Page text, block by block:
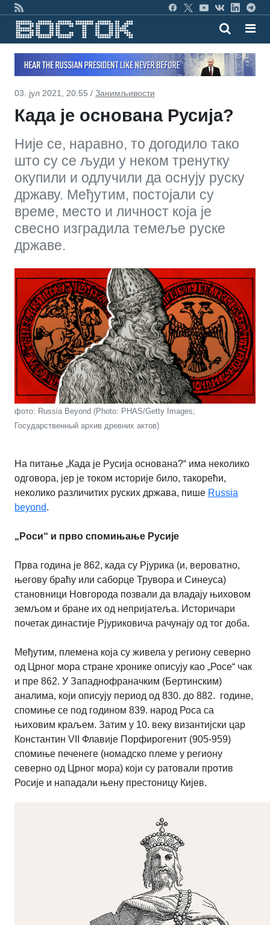
03. јул 2021, 20:55 / Занимљивости
Када је основана Русија?
Није се, наравно, то догодило тако
што су се људи у неком тренутку
окупили и одлучили да оснују руску
државу. Међутим, постојали су
време, место и личност која је
свесно изградила темеље руске
државе.
фото: Russia Beyond (Photo: PHAS/Getty Images;
Государственный архив древних актов)
На питање „Када је Русија основана?“ има неколико
одговора, јер је током историје било, такорећи,
неколико различитих руских држава, пише Russia
beyond.
„Роси“ и прво спомињање Русије
Прва година је 862, када су Рјурика (и, вероватно,
његову браћу или саборце Трувора и Синеуса)
становници Новгорода позвали да владају њиховом
земљом и бране их од непријатеља. Историчари
почетак династије Рјуриковича рачунају од тог доба.
Међутим, племена која су живела у региону северно
од Црног мора стране хронике описују као „Росе“ чак
и пре 862. У Западнофраначким (Бертинским)
аналима, који описују период од 830. до 882. године,
спомиње се под годином 839. народ Роса са
њиховим краљем. Затим у 10. веку византијски цар
Константин VII Флавије Порфирогенит (905-959)
спомиње печенеге (номадско племе у региону
северно од Црног мора) који су ратовали против
Росије и нападали њену престоницу Кијев.